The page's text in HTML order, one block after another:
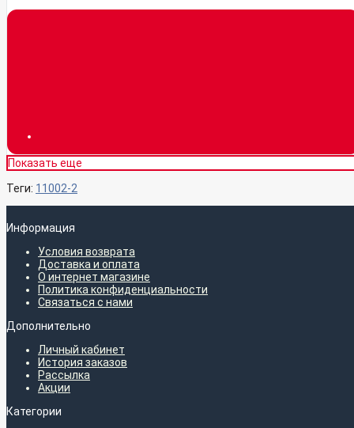
Показать еще
Теги: 11002-2
Информация
Условия возврата
Доставка и оплата
О интернет магазине
Политика конфиденциальности
Связаться с нами
Дополнительно
Личный кабинет
История заказов
Рассылка
Акции
Категории